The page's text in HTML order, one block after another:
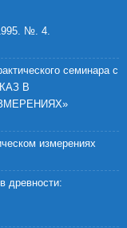
№. 4.
семинара с
В
измерениях
древности: